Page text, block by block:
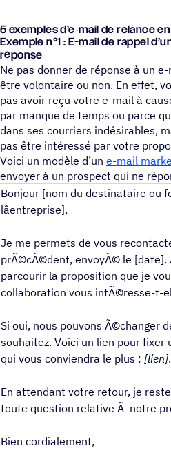
5 exemples d’e‑mail de relance
Exemple n°1 : E-mail de rappel
réponse
Ne pas donner de réponse à un
être volontaire ou non. En effet,
pas avoir reçu votre e-mail à
par manque de temps ou parce
dans ses courriers indésirables,
pas être intéressé par votre
Voici un modèle d’un e-mail
envoyer à un prospect qui ne
Bonjour [nom du destinataire ou
lâentreprise],
Je me permets de vous
prÃ©cÃ©dent, envoyÃ© le [date].
parcourir la proposition que je
collaboration vous intÃ©resse-t-
Si oui, nous pouvons Ã©changer
souhaitez. Voici un lien pour fixer
qui vous conviendra le plus : [lien].
En attendant votre retour, je
toute question relative Ã notre
Bien cordialement,